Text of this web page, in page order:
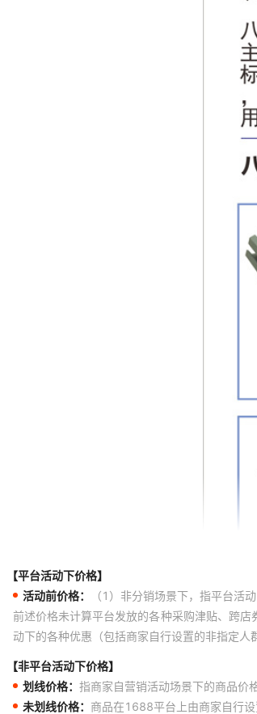
【平台活动下价格】
活动前价格：
（1）非分销场景下，指平台活
前述价格未计算平台发放的各种采购津贴、跨
动下的各种优惠（包括商家自行设置的非指定
【非平台活动下价格】
划线价格： 指商家自营销活动场景下的商品价
未划线价格： 商品在1688平台上由商家自行